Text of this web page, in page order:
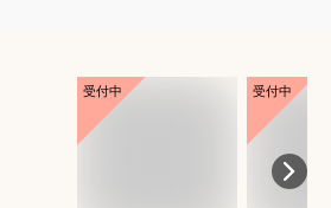
受付中 受付中